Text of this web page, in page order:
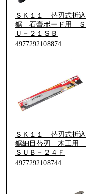
ＳＫ１１ 替刃式折込
鋸 石膏ボード用 Ｓ
Ｕ－２１ＳＢ
4977292108874
ＳＫ１１ 替刃式折込
鋸細目替刃 木工用
ＳＵＢ－２４Ｆ
4977292108744